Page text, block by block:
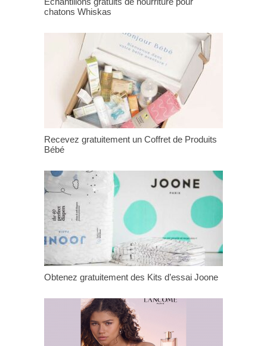
chatons Whiskas
Recevez gratuitement un Coffret de Produits
Bébé
Obtenez gratuitement des Kits d’essai Joone